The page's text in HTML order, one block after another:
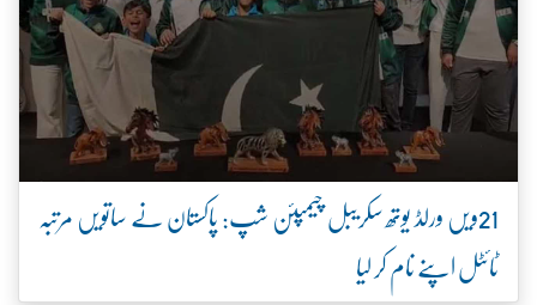
21ویں ورلڈ یوتھ سکریبل چیمپئن شپ: پاکستان نے ساتویں مرتبہ
ٹائٹل اپنے نام کر لیا